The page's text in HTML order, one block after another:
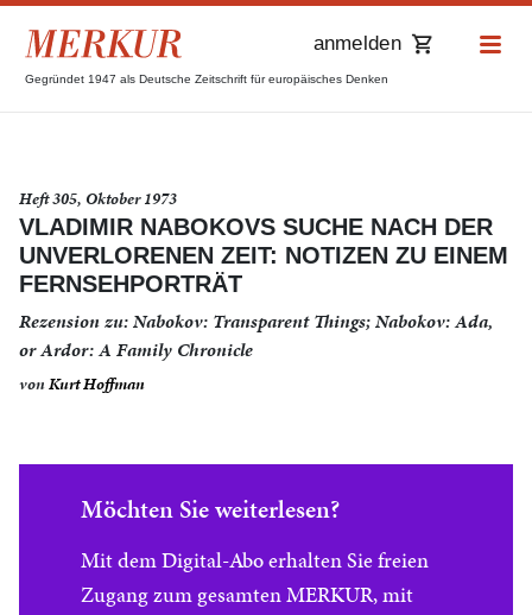
Gegründet 1947 als Deutsche Zeitschrift für europäisches Denken
anmelden
Heft 305, Oktober 1973
VLADIMIR NABOKOVS SUCHE NACH DER
UNVERLORENEN ZEIT: NOTIZEN ZU EINEM
FERNSEHPORTRÄT
Rezension zu: Nabokov: Transparent Things; Nabokov: Ada,
or Ardor: A Family Chronicle
vonKurt Hoffman
Möchten Sie weiterlesen?
Mit dem Digital-Abo erhalten Sie freien
Zugang zum gesamten MERKUR, mit